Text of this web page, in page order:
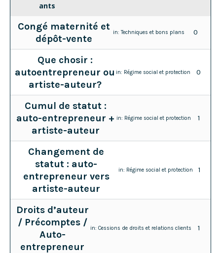
ants
Congé maternité et
dépôt-vente
in:Techniques et bons plans 0
Que chosir :
autoentrepreneur ou
artiste-auteur?
in: Régime social et protection 0
Cumul de statut :
auto-entrepreneur +
artiste-auteur
in: Régime social et protection 1
Changement de
statut : auto-
entrepreneur vers
artiste-auteur
in: Régime social et protection 1
Droits d’auteur
/ Précomptes /
Auto-
entrepreneur
in:Cessions de droits et relations clients 1